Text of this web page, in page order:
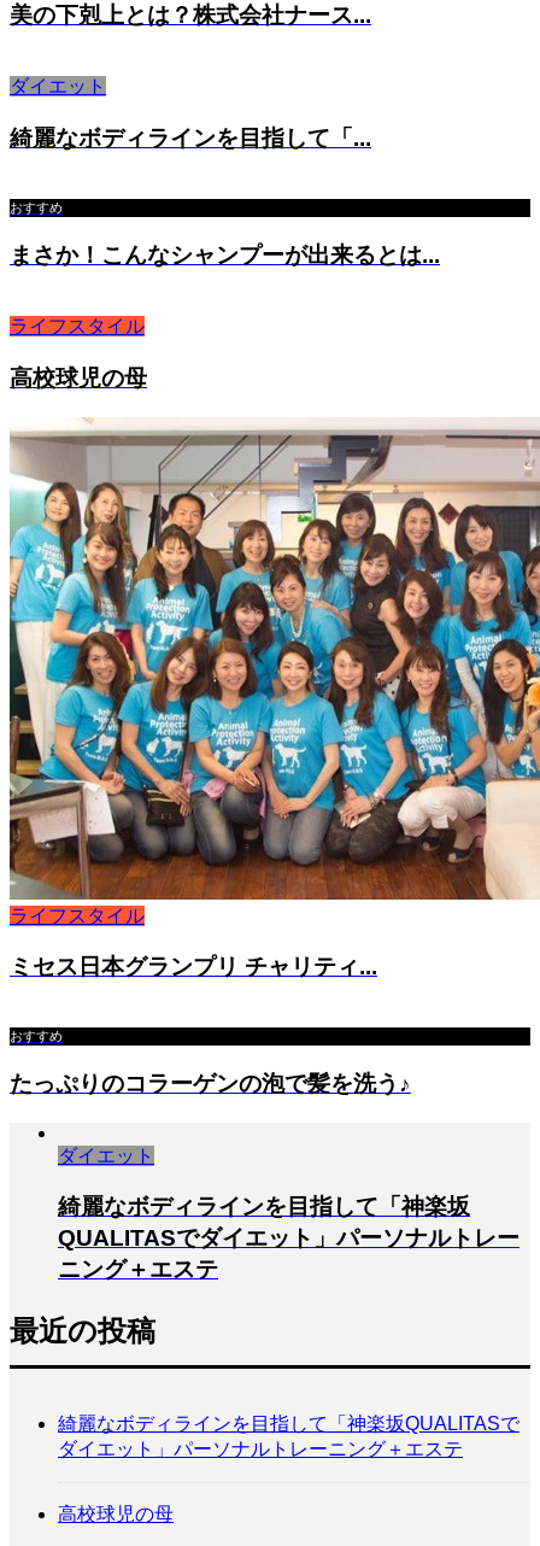
美の下剋上とは？株式会社ナース...
ダイエット
綺麗なボディラインを目指して「...
おすすめ
まさか！こんなシャンプーが出来るとは...
ライフスタイル
高校球児の母
ライフスタイル
ミセス日本グランプリ チャリティ...
おすすめ
たっぷりのコラーゲンの泡で髪を洗う♪
ダイエット
綺麗なボディラインを目指して「神楽坂
QUALITASでダイエット」パーソナルトレー
ニング＋エステ
最近の投稿
綺麗なボディラインを目指して「神楽坂QUALITASで
ダイエット」パーソナルトレーニング＋エステ
高校球児の母